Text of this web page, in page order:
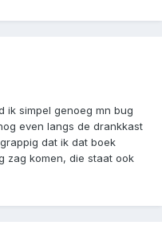
ik simpel genoeg mn bug
even langs de drankkast
dat ik dat boek
zag komen, die staat ook